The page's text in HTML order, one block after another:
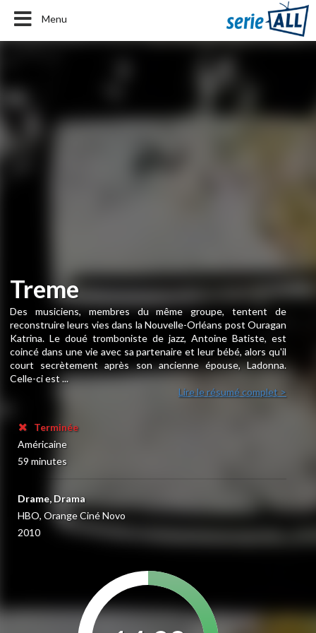
Menu
Treme
Des musiciens, membres du même groupe, tentent de
reconstruire leurs vies dans la Nouvelle-Orléans post Ouragan
Katrina. Le doué tromboniste de jazz, Antoine Batiste, est
coincé dans une vie avec sa partenaire et leur bébé, alors qu'il
court secrètement après son ancienne épouse, Ladonna.
Celle-ci est ...
Lire le résumé complet >
Terminée
Américaine
59 minutes
Drame, Drama
HBO, Orange Ciné Novo
2010